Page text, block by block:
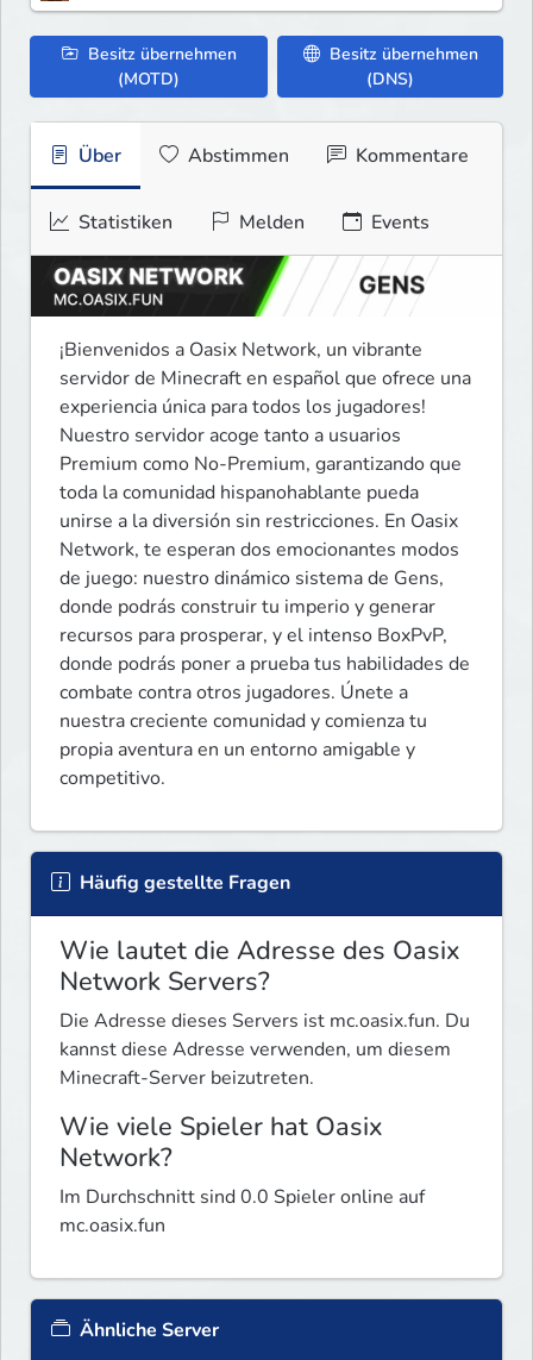
Besitz übernehmen
(MOTD)
Besitz übernehmen
(DNS)
Über Abstimmen Kommentare
Statistiken Melden Events
¡Bienvenidos a Oasix Network, un vibrante
servidor de Minecraft en español que ofrece una
experiencia única para todos los jugadores!
Nuestro servidor acoge tanto a usuarios
Premium como No-Premium, garantizando que
toda la comunidad hispanohablante pueda
unirse a la diversión sin restricciones. En Oasix
Network, te esperan dos emocionantes modos
de juego: nuestro dinámico sistema de Gens,
donde podrás construir tu imperio y generar
recursos para prosperar, y el intenso BoxPvP,
donde podrás poner a prueba tus habilidades de
combate contra otros jugadores. Únete a
nuestra creciente comunidad y comienza tu
propia aventura en un entorno amigable y
competitivo.
Häufig gestellte Fragen
Wie lautet die Adresse des Oasix
Network Servers?
Die Adresse dieses Servers ist mc.oasix.fun. Du
kannst diese Adresse verwenden, um diesem
Minecraft-Server beizutreten.
Wie viele Spieler hat Oasix
Network?
Im Durchschnitt sind 0.0 Spieler online auf
mc.oasix.fun
Ähnliche Server